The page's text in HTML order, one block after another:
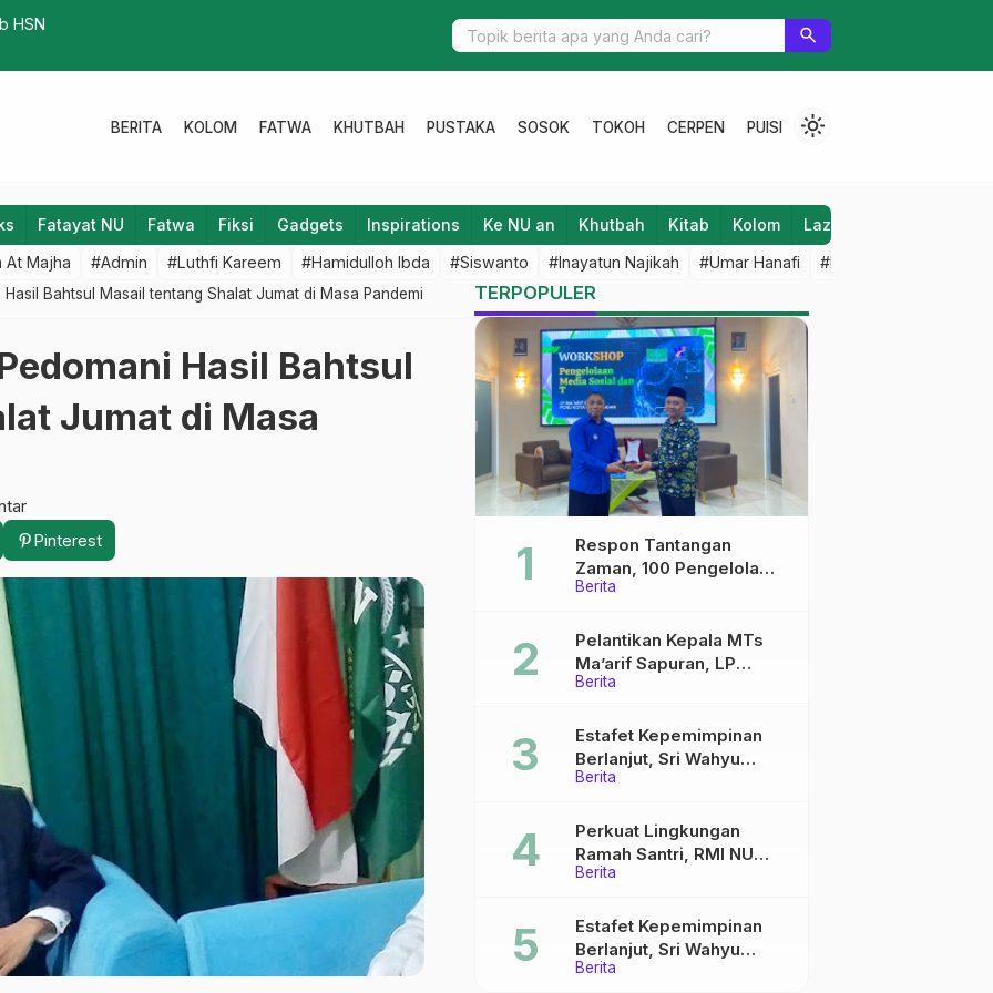
Wedarijaksa Berbuah Manis Pesantren sebagai Center Studi Masyarakat
search
BERITA KOLOM FATWA KHUTBAH PUSTAKA SOSOK TOKOH CERPEN PUISI light_mode
Fatayat NU Fatwa Fiksi Gadgets Inspirations Ke NU an Khutbah Kitab Kolom Laziz NU
At Majha #Admin #Luthfi Kareem #Hamidulloh Ibda #Siswanto #Inayatun Najikah #Umar Hanafi #M Iqbal Dawami
Bahtsul Masail tentang Shalat Jumat di Masa Pandemi
Hasil Bahtsul
Jumat di Masa
Pinterest
TERPOPULER
Berita
Respon Tantangan
Zaman, 100 Pengelola
Medsos Sekolah Ma’arif
Pelatihan Literasi Digital
Berita
Pelantikan Kepala MTs
Ma’arif Sapuran, LP
Ma’arif NU Wonosobo
Kepemimpinan Nahdliyah
Berita
Estafet Kepemimpinan
Berlanjut, Sri Wahyu
Susilowati Resmi Pimpin
Berita
Perkuat Lingkungan
Ramah Santri, RMI NU
Gelar ‘Sambang
Berita
Estafet Kepemimpinan
Berlanjut, Sri Wahyu
Susilowati Resmi Pimpin